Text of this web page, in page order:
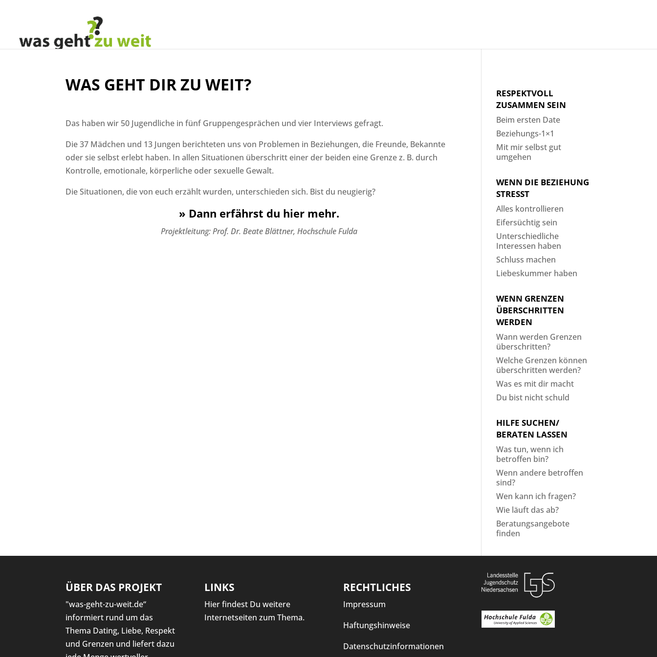
WAS GEHT DIR ZU WEIT?
Das haben wir 50 Jugendliche in fünf Gruppengesprächen und vier Interviews gefragt.
Die 37 Mädchen und 13 Jungen berichteten uns von Problemen in Beziehungen, die Freunde, Bekannte
oder sie selbst erlebt haben. In allen Situationen überschritt einer der beiden eine Grenze z. B. durch
Kontrolle, emotionale, körperliche oder sexuelle Gewalt.
Die Situationen, die von euch erzählt wurden, unterschieden sich. Bist du neugierig?
» Dann erfährst du hier mehr.
Projektleitung: Prof. Dr. Beate Blättner, Hochschule Fulda
RESPEKTVOLL
ZUSAMMEN SEIN
Beim ersten Date
Beziehungs-1×1
Mit mir selbst gut
umgehen
WENN DIE BEZIEHUNG
STRESST
Alles kontrollieren
Eifersüchtig sein
Unterschiedliche
Interessen haben
Schluss machen
Liebeskummer haben
WENN GRENZEN
ÜBERSCHRITTEN
WERDEN
Wann werden Grenzen
überschritten?
Welche Grenzen können
überschritten werden?
Was es mit dir macht
Du bist nicht schuld
HILFE SUCHEN/
BERATEN LASSEN
Was tun, wenn ich
betroffen bin?
Wenn andere betroffen
sind?
Wen kann ich fragen?
Wie läuft das ab?
Beratungsangebote
finden
ÜBER DAS PROJEKT
"was-geht-zu-weit.de“
informiert rund um das
Thema Dating, Liebe, Respekt
und Grenzen und liefert dazu
LINKS
Hier findest Du weitere
Internetseiten zum Thema.
RECHTLICHES
Impressum
Haftungshinweise
Datenschutzinformationen